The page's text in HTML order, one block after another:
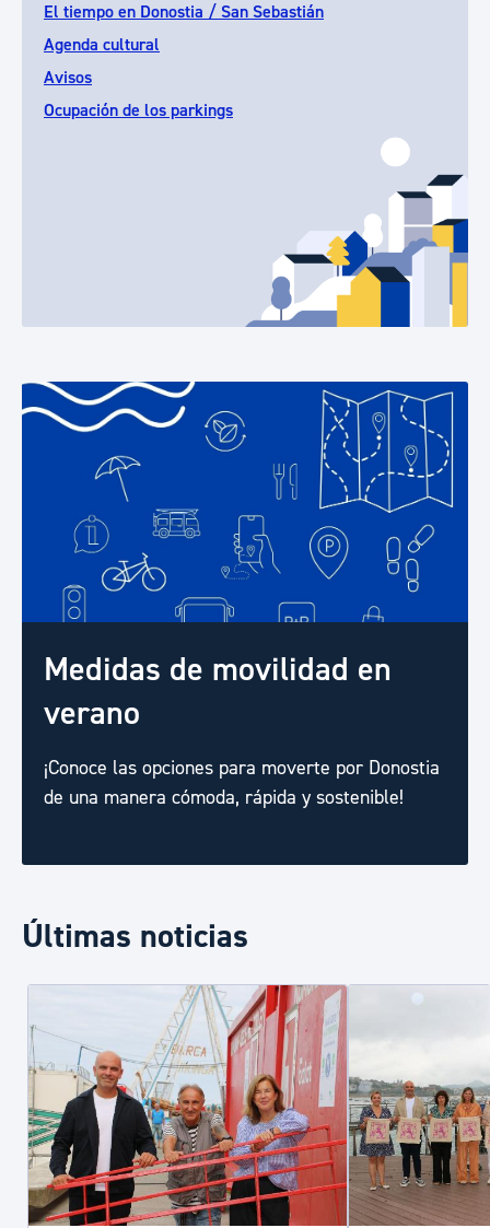
El tiempo en Donostia / San Sebastián
Agenda cultural
Avisos
Ocupación de los parkings
Medidas de movilidad en
verano
¡Conoce las opciones para moverte por Donostia
de una manera cómoda, rápida y sostenible!
Últimas noticias